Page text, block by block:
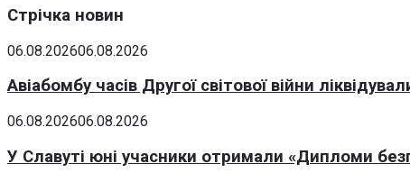
Стрічка новин
06.08.202606.08.2026
Авіабомбу часів Другої світової війни
06.08.202606.08.2026
У Славуті юні учасники отримали «Дипломи